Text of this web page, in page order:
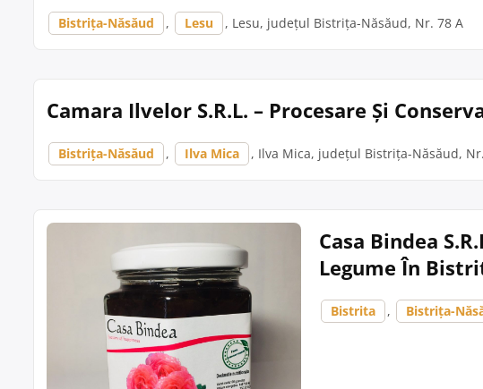
Bistrița-Năsăud , Lesu , Lesu, județul Bistrița-Năsăud, Nr. 78 A
Camara Ilvelor S.R.L. – Procesare Și
Bistrița-Năsăud , Ilva Mica , Ilva Mica, județul Bistrița-Năsăud,
Casa Bindea
Legume În
Bistrita , Bistrița-